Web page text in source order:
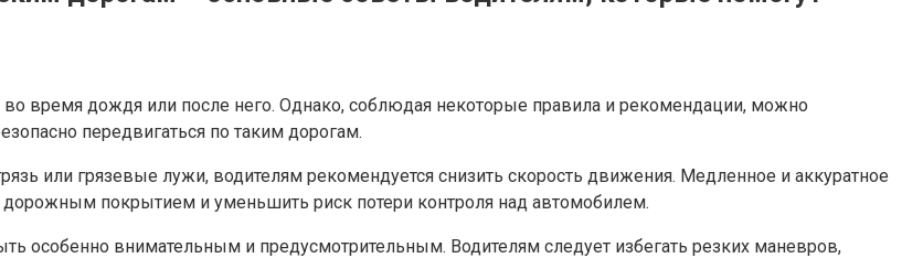
время дождя или после него. Однако, соблюдая некоторые правила и рекомендации, можно
передвигаться по таким дорогам.
или грязевые лужи, водителям рекомендуется снизить скорость движения. Медленное и аккуратное
покрытием и уменьшить риск потери контроля над автомобилем.
особенно внимательным и предусмотрительным. Водителям следует избегать резких маневров,